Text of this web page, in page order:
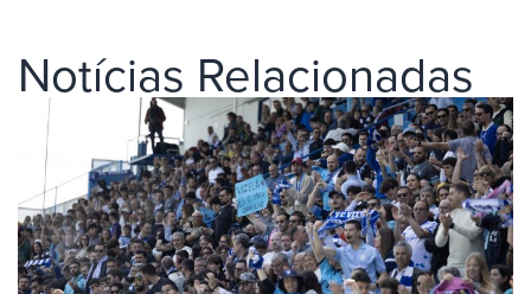
Notícias Relacionadas